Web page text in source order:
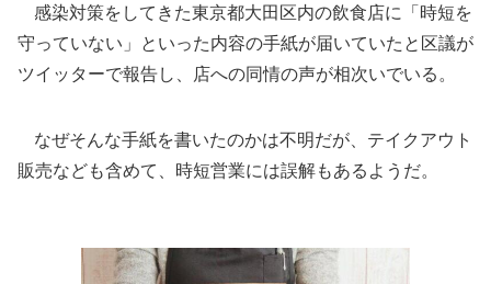
感染対策をしてきた東京都大田区内の飲食店に「時短を
守っていない」といった内容の手紙が届いていたと区議が
ツイッターで報告し、店への同情の声が相次いでいる。
なぜそんな手紙を書いたのかは不明だが、テイクアウト
販売なども含めて、時短営業には誤解もあるようだ。